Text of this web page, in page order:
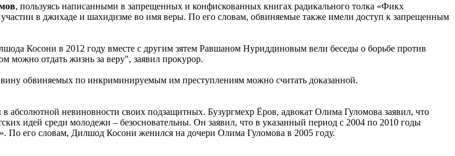
, пользуясь написанными в запрещенных и конфискованных книгах радикального толка «Фикх
в джихаде и шахидизме во имя веры. По его словам, обвиняемые также имели доступ к запрещенным
Косони в 2012 году вместе с другим зятем Равшаном Нуриддиновым вели беседы о борьбе против
можно отдать жизнь за веру", заявил прокурор.
обвиняемых по инкриминируемым им преступлениям можно считать доказанной.
невиновности своих подзащитных. Бузургмехр Ёров, адвокат Олима Гуломова заявил, что
идей среди молодежи – безосновательны. Он заявил, что в указанный период с 2004 по 2010 годы
По его словам, Дилшод Косони женился на дочери Олима Гуломова в 2005 году.